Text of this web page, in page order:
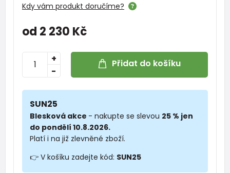
Kdy vám produkt doručíme?
od 2 230 Kč
-
+ Přidat do košíku
SUN25
Blesková akce - nakupte se slevou 25 % jen
do pondělí 10.8.2026.
Platí i na již zlevněné zboží.
👉 V košíku zadejte kód: SUN25